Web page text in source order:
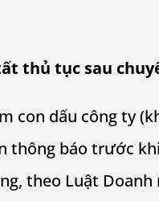
thủ tục sau
con dấu công ty
thông báo trước
theo Luật Doanh